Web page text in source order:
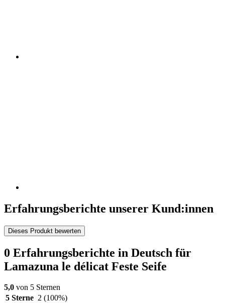
Erfahrungsberichte unserer Kund:innen
Dieses Produkt bewerten
0 Erfahrungsberichte in Deutsch für
Lamazuna le délicat Feste Seife
5,0 von 5 Sternen
5 Sterne 2 (100%)